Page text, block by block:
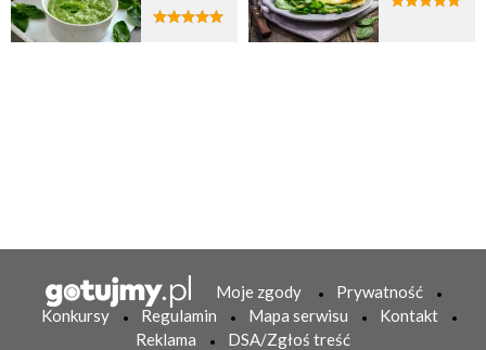
Moje zgody
Prywatność
Konkursy
Regulamin Mapa serwisu
Kontakt
Reklama
DSA/Zgłoś treść